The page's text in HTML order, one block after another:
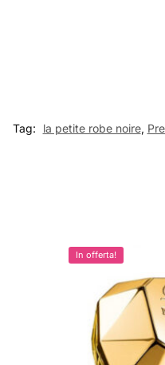
Tag: la petite robe noire,
In offerta!